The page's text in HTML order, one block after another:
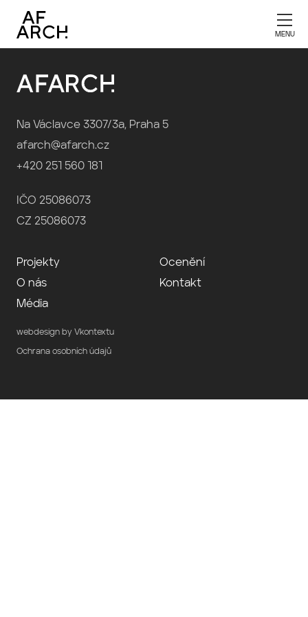
Publikace 2025
Projekty
O nás
Média
Ocenění
Kontakt
Na Václavce 3307/3a, Praha 5
afarch@afarch.cz
+420 251 560 181
IČO 25086073
CZ 25086073
webdesign by Vkontextu
Ochrana osobních údajů